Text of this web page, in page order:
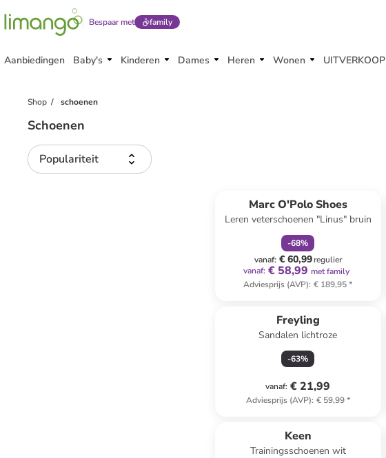
Bespaar met family
Aanbiedingen Baby's Kinderen Dames Heren Wonen UITVERKOOP
Shop schoenen
Schoenen
Populariteit
Marc O'Polo Shoes
Leren veterschoenen "Linus" bruin
-68%
vanaf: € 60,99regulier
vanaf: € 58,99 met family
Adviesprijs (AVP): € 189,95*
Freyling
Sandalen lichtroze
-63%
vanaf: € 21,99
Adviesprijs (AVP): € 59,99*
Keen
Trainingsschoenen wit